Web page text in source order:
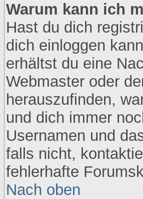
Warum kann ich
Hast du dich
dich einloggen
erhältst du eine
Webmaster oder
herauszufinden,
und dich immer
Usernamen und
falls nicht,
fehlerhafte
Nach oben